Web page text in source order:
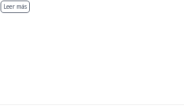
Leer más